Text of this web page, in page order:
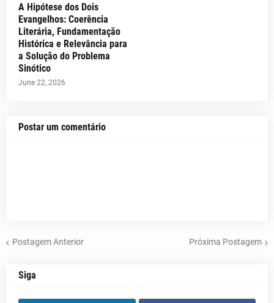
A Hipótese dos Dois
Evangelhos: Coerência
Literária, Fundamentação
Histórica e Relevância para
a Solução do Problema
Sinótico
June 22, 2026
Postar um comentário
Postagem Anterior Próxima Postagem
Siga